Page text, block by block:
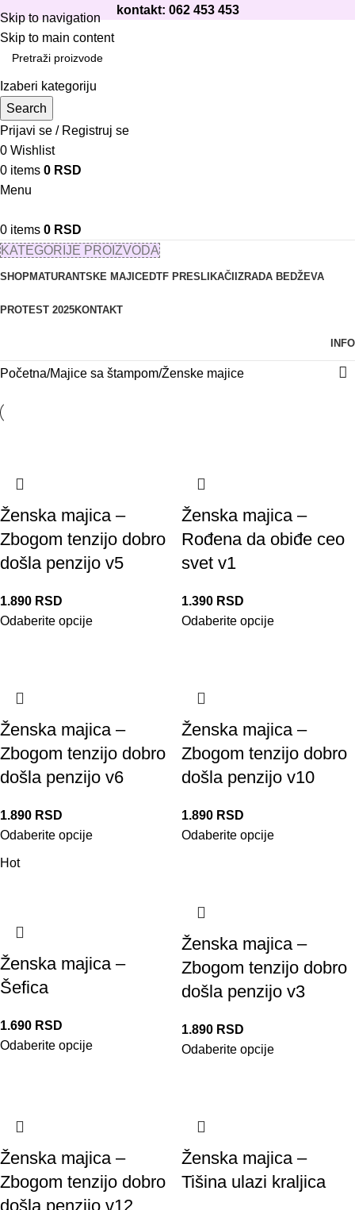
Skip to navigation
Skip to main content
kontakt: 062 453 453
Izaberi kategoriju
Search
Prijavi se / Registruj se
0 Wishlist
0 items 0 RSD
Menu
0 items 0 RSD
KATEGORIJE PROIZVODA
SHOPMATURANTSKE MAJICEDTF PRESLIKAČI IZRADA BEDŽEVA
PROTEST 2025KONTAKT
INFO
Početna Majice sa štampom Ženske majice
Ženska majica –
Zbogom tenzijo dobro
došla penzijo v5
1.890 RSD
Odaberite opcije
Ženska majica –
Rođena da obiđe ceo
svet v1
1.390 RSD
Odaberite opcije
Ženska majica –
Zbogom tenzijo dobro
došla penzijo v6
1.890 RSD
Odaberite opcije
Ženska majica –
Zbogom tenzijo dobro
došla penzijo v10
1.890 RSD
Odaberite opcije
Hot
Ženska majica –
Šefica
1.690 RSD
Odaberite opcije
Ženska majica –
Zbogom tenzijo dobro
došla penzijo v3
1.890 RSD
Odaberite opcije
Ženska majica –
Zbogom tenzijo dobro
došla penzijo v12
Ženska majica –
Tišina ulazi kraljica